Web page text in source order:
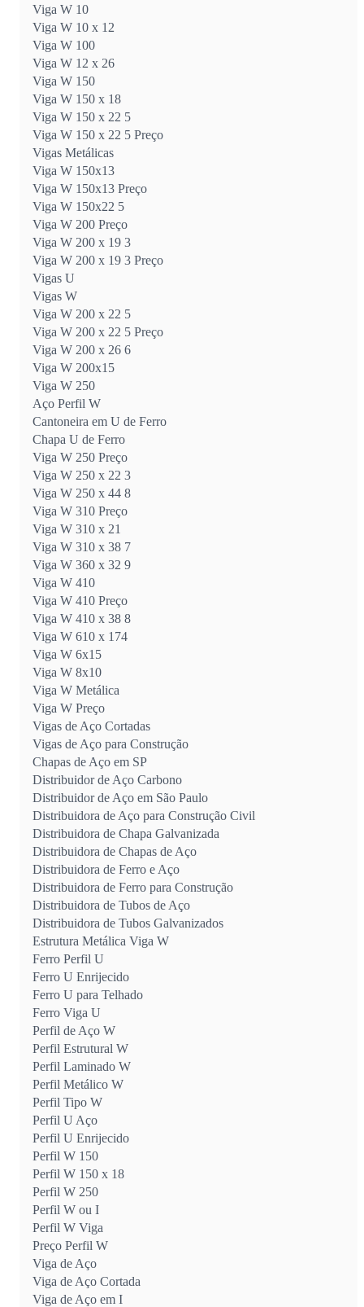
Viga W 10
Viga W 10 x 12
Viga W 100
Viga W 12 x 26
Viga W 150
Viga W 150 x 18
Viga W 150 x 22 5
Viga W 150 x 22 5 Preço
Vigas Metálicas
Viga W 150x13
Viga W 150x13 Preço
Viga W 150x22 5
Viga W 200 Preço
Viga W 200 x 19 3
Viga W 200 x 19 3 Preço
Vigas U
Vigas W
Viga W 200 x 22 5
Viga W 200 x 22 5 Preço
Viga W 200 x 26 6
Viga W 200x15
Viga W 250
Aço Perfil W
Cantoneira em U de Ferro
Chapa U de Ferro
Viga W 250 Preço
Viga W 250 x 22 3
Viga W 250 x 44 8
Viga W 310 Preço
Viga W 310 x 21
Viga W 310 x 38 7
Viga W 360 x 32 9
Viga W 410
Viga W 410 Preço
Viga W 410 x 38 8
Viga W 610 x 174
Viga W 6x15
Viga W 8x10
Viga W Metálica
Viga W Preço
Vigas de Aço Cortadas
Vigas de Aço para Construção
Chapas de Aço em SP
Distribuidor de Aço Carbono
Distribuidor de Aço em São Paulo
Distribuidora de Aço para Construção Civil
Distribuidora de Chapa Galvanizada
Distribuidora de Chapas de Aço
Distribuidora de Ferro e Aço
Distribuidora de Ferro para Construção
Distribuidora de Tubos de Aço
Distribuidora de Tubos Galvanizados
Estrutura Metálica Viga W
Ferro Perfil U
Ferro U Enrijecido
Ferro U para Telhado
Ferro Viga U
Perfil de Aço W
Perfil Estrutural W
Perfil Laminado W
Perfil Metálico W
Perfil Tipo W
Perfil U Aço
Perfil U Enrijecido
Perfil W 150
Perfil W 150 x 18
Perfil W 250
Perfil W ou I
Perfil W Viga
Preço Perfil W
Viga de Aço
Viga de Aço Cortada
Viga de Aço em I